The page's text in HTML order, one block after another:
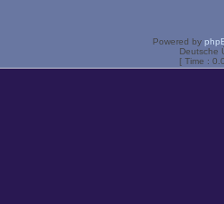
Powered by
Deutsche
[ Time :